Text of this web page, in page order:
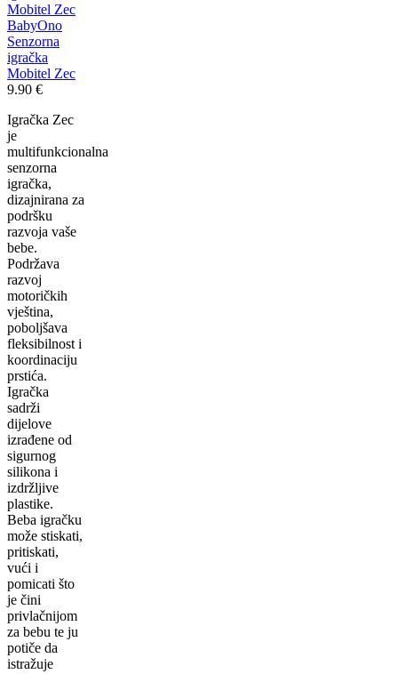
BabyOno
Senzorna
igračka
Mobitel Zec
9.90 €
Igračka Zec
je
multifunkcionalna
senzorna
igračka,
dizajnirana za
podršku
razvoja vaše
bebe.
Podržava
razvoj
motoričkih
vještina,
poboljšava
fleksibilnost i
koordinaciju
prstića.
Igračka
sadrži
dijelove
izrađene od
sigurnog
silikona i
izdržljive
plastike.
Beba igračku
može stiskati,
pritiskati,
vući i
pomicati što
je čini
privlačnijom
za bebu te ju
potiče da
istražuje